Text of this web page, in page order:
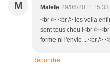
M Malele 29/06/2011 15:33
<br /> <br /> les voila
sont tous chou !<br />
forme ni l'envie ...<br />
Répondre